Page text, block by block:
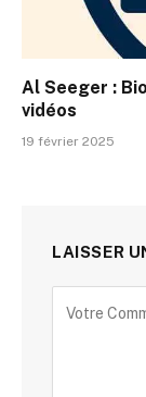
Al Seeger :
vidéos
19 février 2025
LAISSER